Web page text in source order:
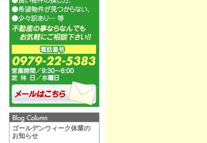
ゴールデンウィーク休業の
お知らせ